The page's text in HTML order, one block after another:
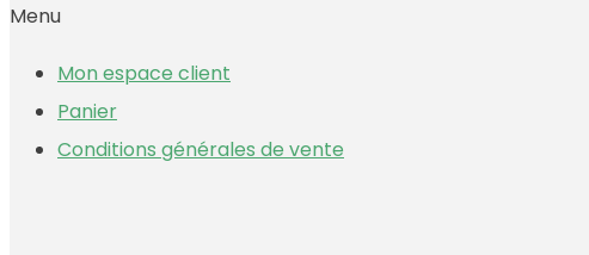
Menu
Mon espace client
Panier
Conditions générales de vente